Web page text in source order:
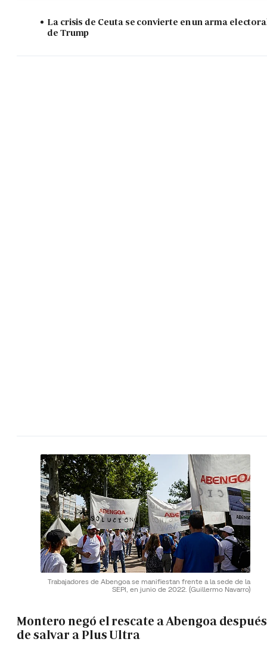
La crisis de Ceuta se convierte en un arma
de Trump
Trabajadores de Abengoa se manifiestan frente a la sede de la
SEPI, en junio de 2022. (Guillermo Navarro)
Montero negó el rescate a Abengoa después
de salvar a Plus Ultra